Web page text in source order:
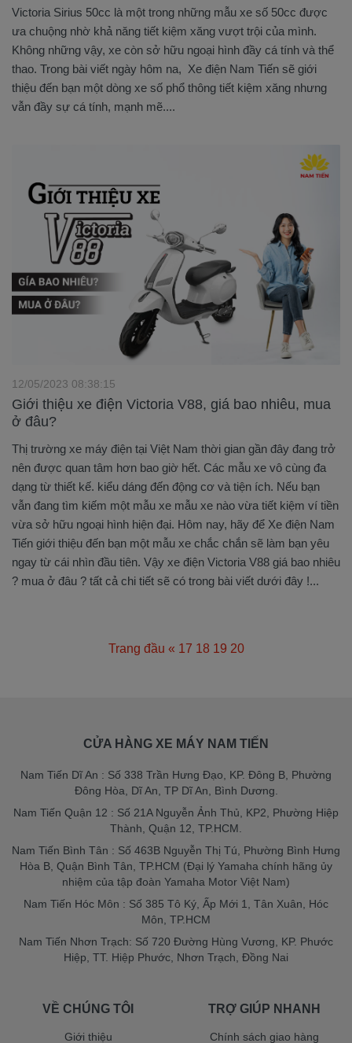
Victoria Sirius 50cc là một trong những mẫu xe số 50cc được
ưa chuộng nhờ khả năng tiết kiệm xăng vượt trội của mình.
Không những vậy, xe còn sở hữu ngoại hình đầy cá tính và thể
thao. Trong bài viết ngày hôm na, Xe điện Nam Tiến sẽ giới
thiệu đến bạn một dòng xe số phổ thông tiết kiệm xăng nhưng
vẫn đầy sự cá tính, mạnh mẽ....
Giới thiệu xe điện Victoria V88, giá bao nhiêu, mua
ở đâu?
12/05/2023 08:38:15
Thị trường xe máy điện tại Việt Nam thời gian gần đây đang trở
nên được quan tâm hơn bao giờ hết. Các mẫu xe vô cùng đa
dạng từ thiết kế. kiểu dáng đến động cơ và tiện ích. Nếu bạn
vẫn đang tìm kiếm một mẫu xe mẫu xe nào vừa tiết kiệm ví tiền
vừa sở hữu ngoại hình hiện đại. Hôm nay, hãy để Xe điện Nam
Tiến giới thiệu đến bạn một mẫu xe chắc chắn sẽ làm bạn yêu
ngay từ cái nhìn đầu tiên. Vậy xe điện Victoria V88 giá bao nhiêu
? mua ở đâu ? tất cả chi tiết sẽ có trong bài viết dưới đây !...
Trang đầu « 17 18 19 20
CỬA HÀNG XE MÁY NAM TIẾN
Nam Tiến Dĩ An : Số 338 Trần Hưng Đạo, KP. Đông B, Phường
Đông Hòa, Dĩ An, TP Dĩ An, Bình Dương.
Nam Tiến Quận 12 : Số 21A Nguyễn Ảnh Thủ, KP2, Phường Hiệp
Thành, Quận 12, TP.HCM.
Nam Tiến Bình Tân : Số 463B Nguyễn Thị Tú, Phường Bình Hưng
Hòa B, Quận Bình Tân, TP.HCM (Đại lý Yamaha chính hãng ủy
nhiệm của tập đoàn Yamaha Motor Việt Nam)
Nam Tiến Hóc Môn : Số 385 Tô Ký, Ấp Mới 1, Tân Xuân, Hóc
Môn, TP.HCM
Nam Tiến Nhơn Trạch: Số 720 Đường Hùng Vương, KP. Phước
Hiệp, TT. Hiệp Phước, Nhơn Trạch, Đồng Nai
VỀ CHÚNG TÔI
Giới thiệu
TRỢ GIÚP NHANH
Chính sách giao hàng